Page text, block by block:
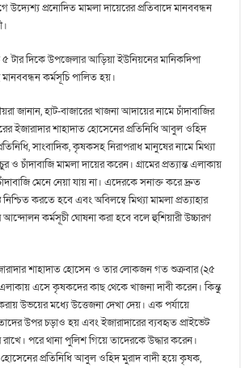
উদ্যেশ্য প্রনোদিত মামলা দায়েরের প্রতিবাদে মানববন্ধন
টার দিকে উপজেলার আড়িয়া ইউনিয়নের মানিকদিপা
কর্মসূচি পালিত হয়।
জানান, হাট-বাজারের খাজনা আদায়ের নামে চাঁদাবাজির
ইজারাদার শাহাদাত হোসেনের প্রতিনিধি আবুল ওহিদ
সাংবাদিক, কৃষকসহ নিরাপরাধ মানুষের নামে মিথ্যা
চাঁদাবাজি মামলা দায়ের করেন। গ্রামের প্রত্যান্ত এলাকায়
মেনে নেয়া যায় না। এদেরকে সনাক্ত করে দ্রুত
করতে হবে এবং অবিলম্বে মিথ্যা মামলা প্রত্যাহার
কর্মসূচী ঘোষনা করা হবে বলে হুশিয়ারী উচ্চারণ
শাহাদাত হোসেন ও তার লোকজন গত শুক্রবার (২৫
এলাকায় এসে কৃষকদের কাছ থেকে খাজনা দাবী করেন। কিন্তু
উভয়ের মধ্যে উত্তেজনা দেখা দেয়। এক পর্যায়ে
উপর চড়াও হয় এবং ইজারাদারের ব্যবহৃত প্রাইভেট
পরে থানা পুলিশ গিয়ে তাদেরকে উদ্ধার করেন।
প্রতিনিধি আবুল ওহিদ মুরাদ বাদী হয়ে কৃষক,